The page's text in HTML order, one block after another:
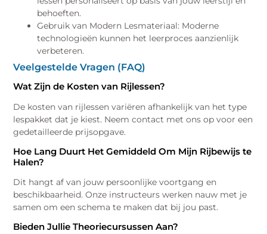
behoeften.
Gebruik van Modern Lesmateriaal: Moderne
technologieën kunnen het leerproces aanzienlijk
verbeteren.
Veelgestelde Vragen (FAQ)
Wat Zijn de Kosten van Rijlessen?
De kosten van rijlessen variëren afhankelijk van het type
lespakket dat je kiest. Neem contact met ons op voor een
gedetailleerde prijsopgave.
Hoe Lang Duurt Het Gemiddeld Om Mijn Rijbewijs te
Halen?
Dit hangt af van jouw persoonlijke voortgang en
beschikbaarheid. Onze instructeurs werken nauw met je
samen om een schema te maken dat bij jou past.
Bieden Jullie Theoriecursussen Aan?